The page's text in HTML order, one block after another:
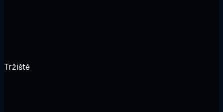
Tržiště